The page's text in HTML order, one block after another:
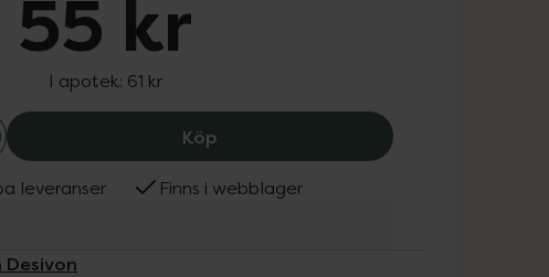
55 kr
I apotek: 61 kr
Köp Desivon Klorhexidin 0,5 mg/ml, 55 kr.
leveranser Finns i webblager